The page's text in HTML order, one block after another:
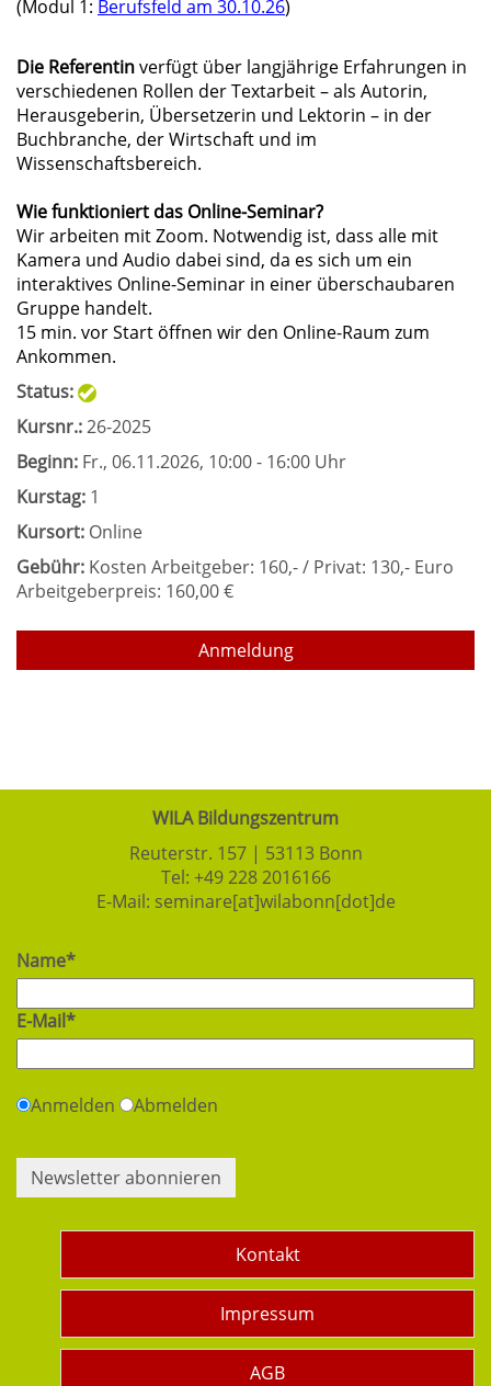
(Modul 1: Berufsfeld am 30.10.26)
Die Referentinverfügt über langjährige Erfahrungen in
verschiedenen Rollen der Textarbeit – als Autorin,
Herausgeberin, Übersetzerin und Lektorin – in der
Buchbranche, der Wirtschaft und im
Wissenschaftsbereich.
Wie funktioniert das Online-Seminar?
Wir arbeiten mit Zoom. Notwendig ist, dass alle mit
Kamera und Audio dabei sind, da es sich um ein
interaktives Online-Seminar in einer überschaubaren
Gruppe handelt.
15 min. vor Start öffnen wir den Online-Raum zum
Ankommen.
Status:
Kursnr.:26-2025
Beginn: Fr., 06.11.2026, 10:00 - 16:00 Uhr
Kurstag: 1
Kursort: Online
Gebühr: Kosten Arbeitgeber: 160,- / Privat: 130,- Euro
Arbeitgeberpreis: 160,00 €
Anmeldung
WILA Bildungszentrum
Reuterstr. 157 | 53113 Bonn
Tel: +49 228 2016166
E-Mail: seminare[at]wilabonn[dot]de
Name*
E-Mail*
Anmelden Abmelden
Newsletter abonnieren
Kontakt
Impressum
AGB